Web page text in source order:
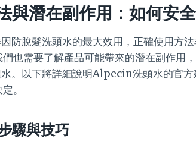
與潛在副作用：如何安
防脫髮洗頭水的最大效用，正確使用方
也需要了解產品可能帶來的潛在副作用
。以下將詳細說明Alpecin洗頭水的官方
。
驟與技巧